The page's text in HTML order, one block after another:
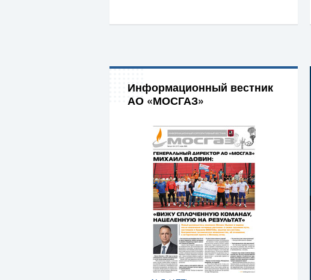
Информационный вестник
АО «МОСГАЗ»